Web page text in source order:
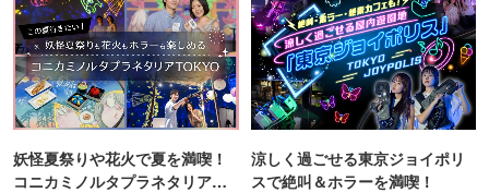
妖怪夏祭りや花火で夏を満喫！
コニカミノルタプラネタリア
涼しく過ごせる東京ジョイポリ
スで絶叫＆ホラーを満喫！